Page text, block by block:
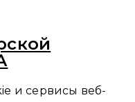
и сервисы веб-